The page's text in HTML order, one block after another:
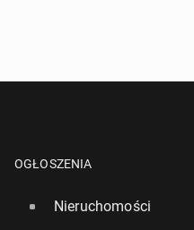
OGŁOSZENIA
Nieruchomości